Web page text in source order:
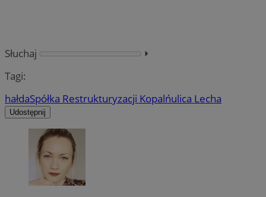
Słuchaj
⏵︎
Tagi:
hałdaSpółka Restrukturyzacji Kopalńulica Lecha
Udostępnij